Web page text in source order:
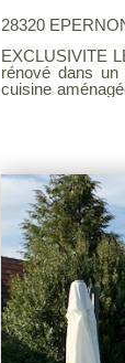
28320
EXCLUSIVITE LES AGENCES
rénové dans un
cuisine